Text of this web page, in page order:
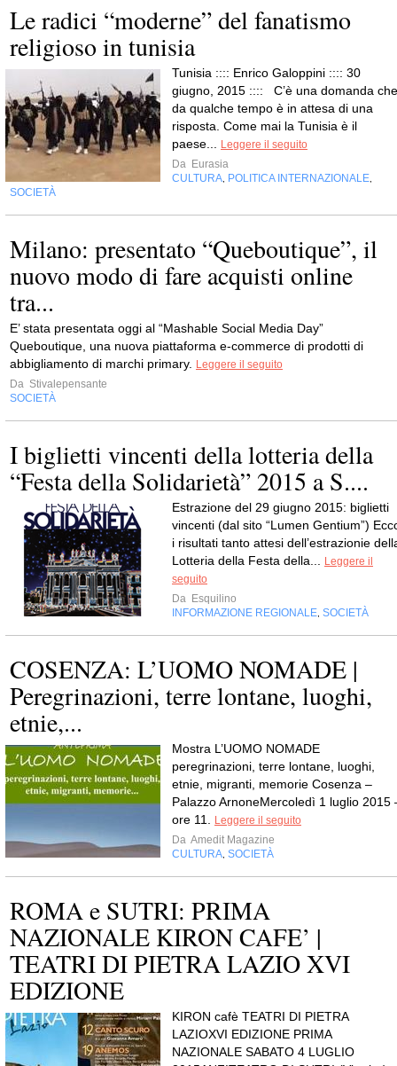
Le radici “moderne” del fanatismo
religioso in tunisia
Tunisia :::: Enrico Galoppini :::: 30
giugno, 2015 :::: C’è una domanda che
da qualche tempo è in attesa di una
risposta. Come mai la Tunisia è il
paese...
Leggere il seguito
Da Eurasia
CULTURA POLITICA INTERNAZIONALE
SOCIETÀ
Milano: presentato “Queboutique”, il
nuovo modo di fare acquisti online
tra...
E’ stata presentata oggi al “Mashable Social Media Day”
Queboutique, una nuova piattaforma e-commerce di prodotti di
abbigliamento di marchi primary.
Leggere il seguito
Da Stivalepensante
SOCIETÀ
I biglietti vincenti della lotteria della
“Festa della Solidarietà” 2015 a S....
Estrazione del 29 giugno 2015: biglietti
vincenti (dal sito “Lumen Gentium”)
i risultati tanto attesi dell’estrazionie
Lotteria della Festa della...
Leggere il
seguito
Da Esquilino
INFORMAZIONE REGIONALE SOCIETÀ
COSENZA: L’UOMO NOMADE |
Peregrinazioni, terre lontane, luoghi,
etnie,...
Mostra L’UOMO NOMADE
peregrinazioni, terre lontane, luoghi,
etnie, migranti, memorie Cosenza –
Palazzo ArnoneMercoledì 1 luglio 2015
ore 11.
Leggere il seguito
Da Amedit Magazine
CULTURA SOCIETÀ
ROMA e SUTRI: PRIMA
NAZIONALE KIRON CAFE’ |
TEATRI DI PIETRA LAZIO XVI
EDIZIONE
KIRON cafè TEATRI DI PIETRA
LAZIOXVI EDIZIONE PRIMA
NAZIONALE SABATO 4 LUGLIO